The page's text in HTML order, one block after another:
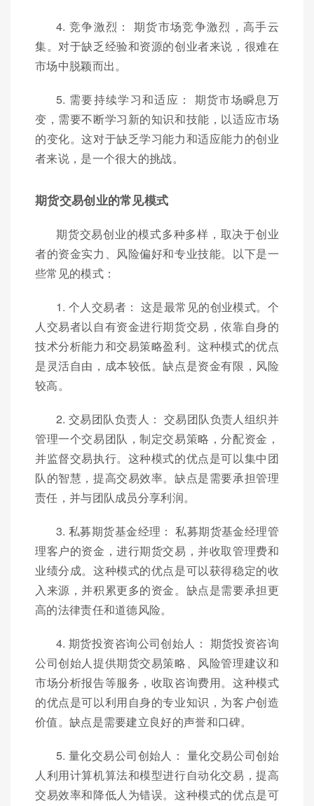
4. 竞争激烈： 期货市场竞争激烈，高手云
集。对于缺乏经验和资源的创业者来说，很难在
市场中脱颖而出。
5. 需要持续学习和适应： 期货市场瞬息万
变，需要不断学习新的知识和技能，以适应市场
的变化。这对于缺乏学习能力和适应能力的创业
者来说，是一个很大的挑战。
期货交易创业的常见模式
期货交易创业的模式多种多样，取决于创业
者的资金实力、风险偏好和专业技能。以下是一
些常见的模式：
1. 个人交易者： 这是最常见的创业模式。个
人交易者以自有资金进行期货交易，依靠自身的
技术分析能力和交易策略盈利。这种模式的优点
是灵活自由，成本较低。缺点是资金有限，风险
较高。
2. 交易团队负责人： 交易团队负责人组织并
管理一个交易团队，制定交易策略，分配资金，
并监督交易执行。这种模式的优点是可以集中团
队的智慧，提高交易效率。缺点是需要承担管理
责任，并与团队成员分享利润。
3. 私募期货基金经理： 私募期货基金经理管
理客户的资金，进行期货交易，并收取管理费和
业绩分成。这种模式的优点是可以获得稳定的收
入来源，并积累更多的资金。缺点是需要承担更
高的法律责任和道德风险。
4. 期货投资咨询公司创始人： 期货投资咨询
公司创始人提供期货交易策略、风险管理建议和
市场分析报告等服务，收取咨询费用。这种模式
的优点是可以利用自身的专业知识，为客户创造
价值。缺点是需要建立良好的声誉和口碑。
5. 量化交易公司创始人： 量化交易公司创始
人利用计算机算法和模型进行自动化交易，提高
交易效率和降低人为错误。这种模式的优点是可